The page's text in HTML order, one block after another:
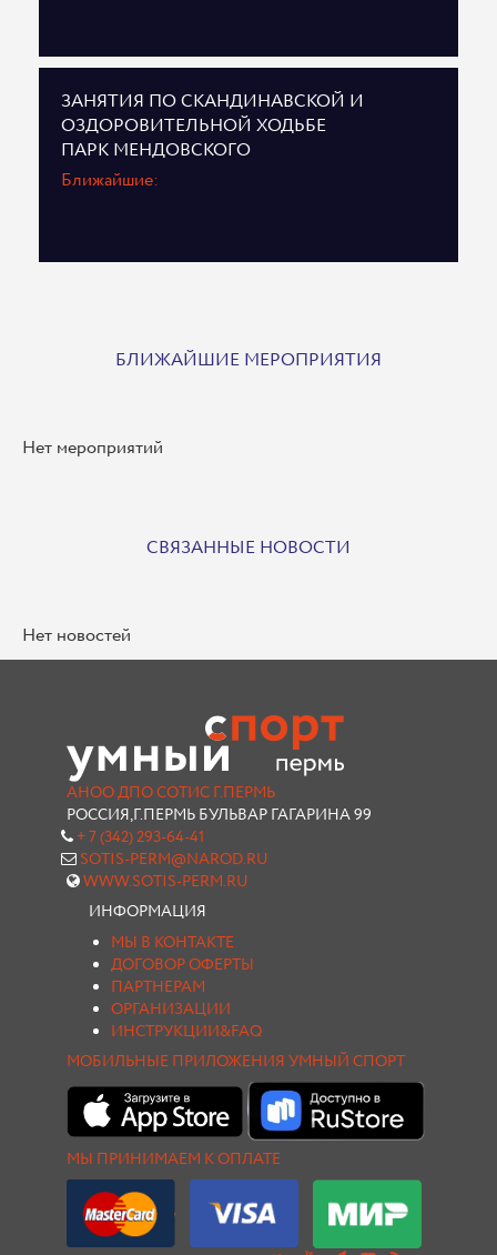
ЗАНЯТИЯ ПО СКАНДИНАВСКОЙ И
ОЗДОРОВИТЕЛЬНОЙ ХОДЬБЕ
ПАРК МЕНДОВСКОГО
Ближайшие:
БЛИЖАЙШИЕ МЕРОПРИЯТИЯ
Нет мероприятий
СВЯЗАННЫЕ НОВОСТИ
Нет новостей
АНОО ДПО СОТИС Г.ПЕРМЬ
РОССИЯ,Г.ПЕРМЬ БУЛЬВАР ГАГАРИНА 99
+ 7 (342) 293-64-41
SOTIS-PERM@NAROD.RU
WWW.SOTIS-PERM.RU
ИНФОРМАЦИЯ
МЫ В КОНТАКТЕ
ДОГОВОР ОФЕРТЫ
ПАРТНЕРАМ
ОРГАНИЗАЦИИ
ИНСТРУКЦИИ&FAQ
МОБИЛЬНЫЕ ПРИЛОЖЕНИЯ УМНЫЙ СПОРТ
МЫ ПРИНИМАЕМ К ОПЛАТЕ